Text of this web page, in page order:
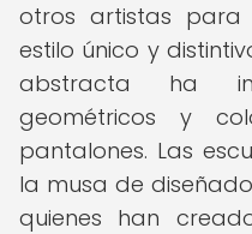
otros artistas
estilo único y
abstracta ha
geométricos y
pantalones. Las
la musa de
quienes han